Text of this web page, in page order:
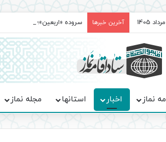
آخرین خبرها سروده‌ «اربعین»؛ روایت
نماز اخبار استانها مجله نماز